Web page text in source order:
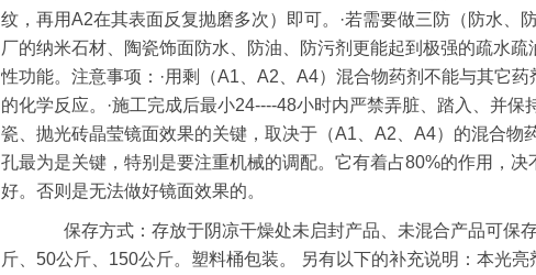
纹，再用A2在其表面反复抛磨多次）即可。·若需要做三防（防水、
厂的纳米石材、陶瓷饰面防水、防油、防污剂更能起到极强的疏水
性功能。注意事项：·用剩（A1、A2、A4）混合物药剂不能与其它
的化学反应。·施工完成后最小24----48小时内严禁弄脏、踏入、并保
瓷、抛光砖晶莹镜面效果的关键，取决于（A1、A2、A4）的混合物
孔最为是关键，特别是要注重机械的调配。它有着占80%的作用，
好。否则是无法做好镜面效果的。
保存方式：存放于阴凉干燥处未启封产品、未混合产品可保
斤、50公斤、150公斤。塑料桶包装。 另有以下的补充说明：本光